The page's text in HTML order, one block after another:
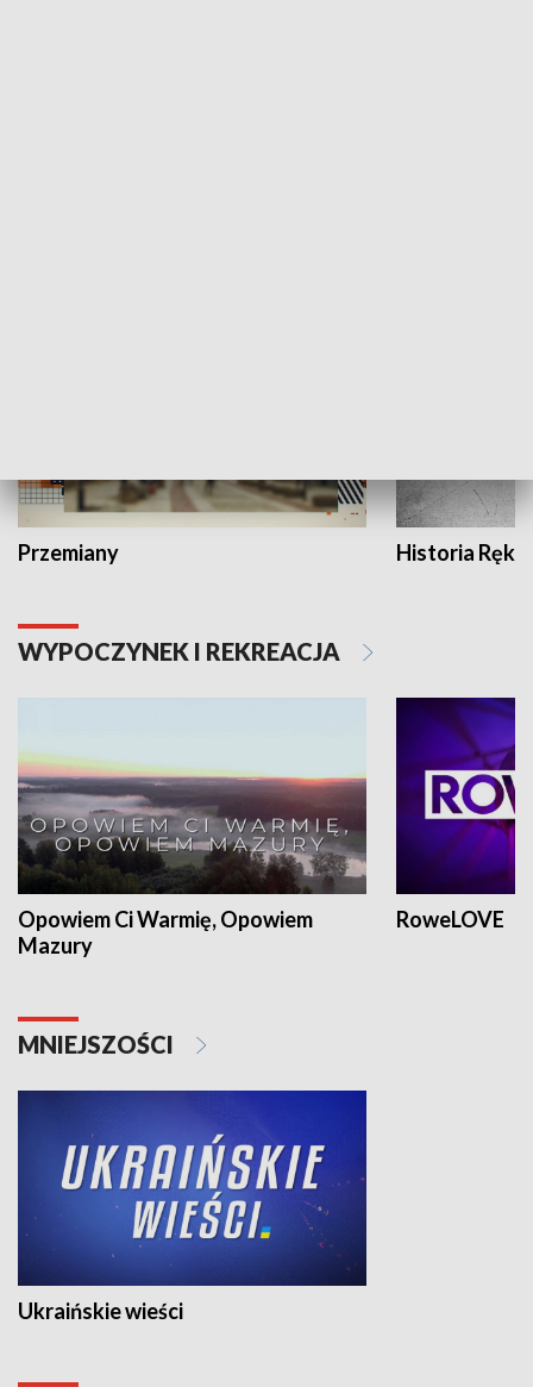
Przemiany Historia Ręką
WYPOCZYNEK I REKREACJA
Opowiem Ci Warmię, Opowiem
Mazury
RoweLOVE
MNIEJSZOŚCI
Ukraińskie wieści